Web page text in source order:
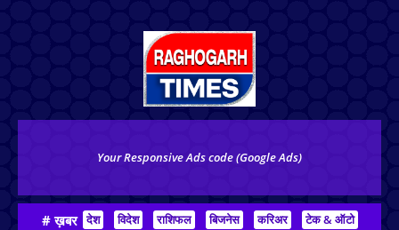
Your Responsive Ads code (Google Ads)
# ख़बर देश विदेश राशिफल बिजनेस करिअर
टेक & ऑटो